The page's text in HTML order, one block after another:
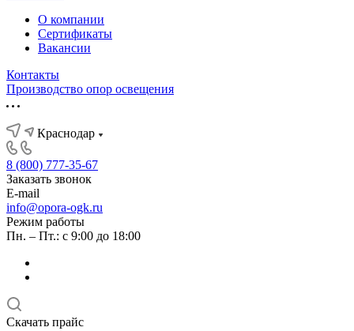
О компании
Сертификаты
Вакансии
Контакты
Производство опор освещения
Краснодар
8 (800) 777-35-67
Заказать звонок
E-mail
info@opora-ogk.ru
Режим работы
Пн. – Пт.: с 9:00 до 18:00
Скачать прайс